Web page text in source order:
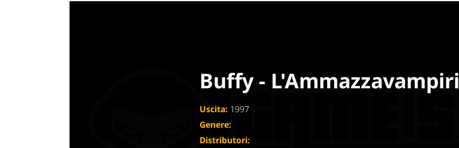
Buffy - L'Ammazzavampiri
Uscita: 1997
Genere:
Distributori: